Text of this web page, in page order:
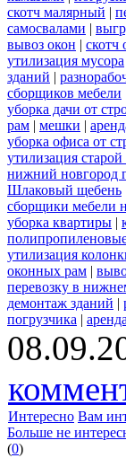
скотч малярный |
самосвалами |
вывоз окон | скотч
утилизация мусора
зданий |
сборщиков мебели
уборка дачи от
рам | мешки |
уборка офиса от
утилизация
нижний новгород
Шлаковый щебень
сборщики мебели
уборка квартиры |
утилизация
оконных рам |
перевозку в
демонтаж зданий |
погрузчика |
Интересно Вам
Больше не
(0)